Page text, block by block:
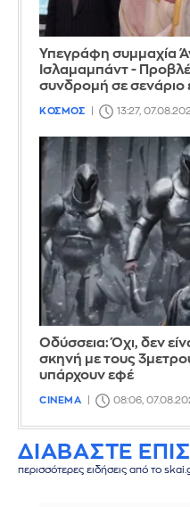
Υπεγράφη συμμαχία
Ισλαμαμπάντ -
συνδρομή σε σενάριο
ΚΟΣΜΟΣ 13:27,
Οδύσσεια: Όχι, δεν
σκηνή με τους
υπάρχουν εφέ
CINEMA 08:06,
ΔΙΑΒΑΣΤΕ
περισσότερες ειδήσεις από το